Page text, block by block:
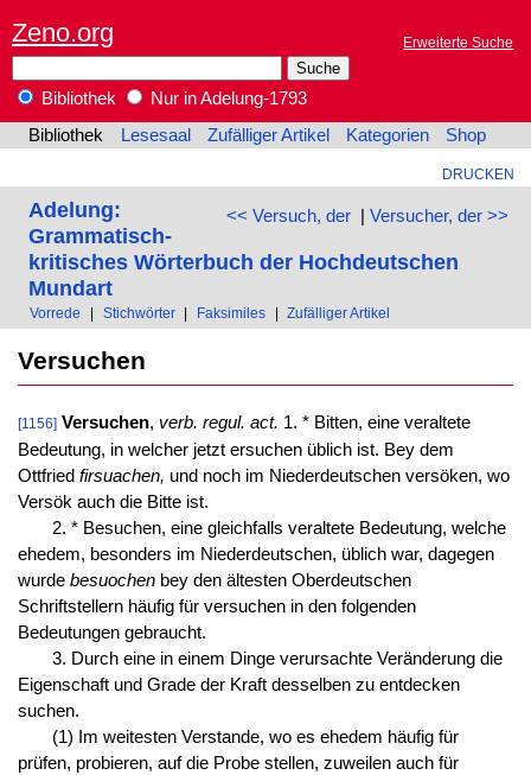
Zeno.org Erweiterte Suche
Bibliothek
Nur in Adelung-1793
Bibliothek
Lesesaal Zufälliger Artikel Kategorien Shop
DRUCKEN
<< Versuch, der| Versucher, der >>
Adelung:
Grammatisch-
kritisches Wörterbuch der Hochdeutschen
Mundart
Vorrede Stichwörter Faksimiles Zufälliger Artikel
Versuchen
[1156] Versuchen, verb. regul. act. 1. * Bitten, eine veraltete
Bedeutung, in welcher jetzt ersuchen üblich ist. Bey dem
Ottfried firsuachen, und noch im Niederdeutschen versöken, wo
Versök auch die Bitte ist.
2. * Besuchen, eine gleichfalls veraltete Bedeutung, welche
ehedem, besonders im Niederdeutschen, üblich war, dagegen
wurde besuochenbey den ältesten Oberdeutschen
Schriftstellern häufig für versuchen in den folgenden
Bedeutungen gebraucht.
3. Durch eine in einem Dinge verursachte Veränderung die
Eigenschaft und Grade der Kraft desselben zu entdecken
suchen.
(1) Im weitesten Verstande, wo es ehedem häufig für
prüfen, probieren, auf die Probe stellen, zuweilen auch für